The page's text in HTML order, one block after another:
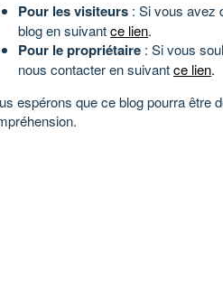
Pour les visiteurs : Si vous avez
blog en suivantce lien.
Pour le propriétaire : Si vous
nous contacter en suivantce lien.
espérons que ce blog pourra être